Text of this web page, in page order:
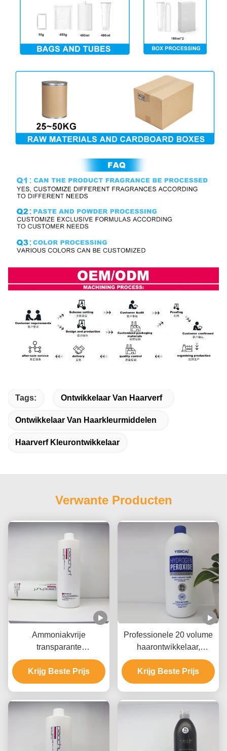
Tags: Ontwikkelaar Van Haarverf
Ontwikkelaar Van Haarkleurmiddelen
Haarverf Kleurontwikkelaar
Verwante Producten
Ammoniakvrije
transparante
haarverfontwerper,
haarverfcrèmeontwerper
GMP MSDS
Krijg Beste Prijs
Professionele 20 volume
haarontwikkelaar,
haarkleur peroxide
aangepast logo
Langdurig
Krijg Beste Prijs